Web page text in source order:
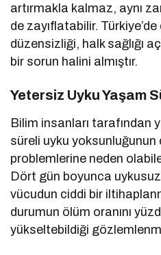
artırmakla kalmaz, aynı
de zayıflatabilir.
düzensizliği, halk sağlığı
bir sorun halini almıştır.
Yetersiz Uyku Yaşam
Bilim insanları tarafından
süreli uyku yoksunluğunun
problemlerine neden
Dört gün boyunca
vücudun ciddi bir
durumun ölüm oranını
yükseltebildiği